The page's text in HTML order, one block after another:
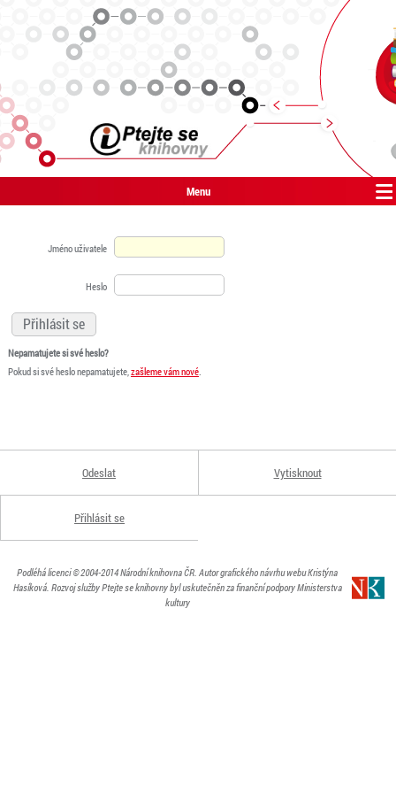
Menu
Jméno uživatele
Heslo
Nepamatujete si své heslo?
Pokud si své heslo nepamatujete,zašleme vám nové.
Odeslat Vytisknout
Přihlásit se
Podléhá licenci© 2004-2014Národní knihovna ČR. Autor grafického návrhu webu Kristýna
Hasíková. Rozvoj služby Ptejte se knihovny byl uskutečněn za finanční podpory Ministerstva
kultury